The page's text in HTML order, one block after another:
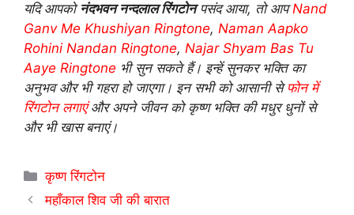
यदि आपको नंदभवन नन्दलाल रिंगटोनपसंद आया, तो आपNand
Ganv Me Khushiyan Ringtone, Naman Aapko
Rohini Nandan Ringtone, Najar Shyam Bas Tu
Aaye Ringtone भी सुन सकते हैं। इन्हें सुनकर भक्ति का
अनुभव और भी गहरा हो जाएगा। इन सभी को आसानी से फोन में
रिंगटोन लगाएंऔर अपने जीवन को कृष्ण भक्ति की मधुर धुनों से
और भी खास बनाएं।
Categories
कृष्ण रिंगटोन
महाँकाल शिव जी की बारात